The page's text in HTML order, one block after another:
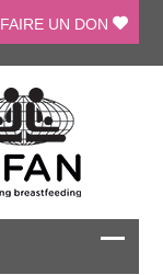
FAIRE UN DON